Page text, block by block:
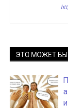
ЭТО МОЖЕТ